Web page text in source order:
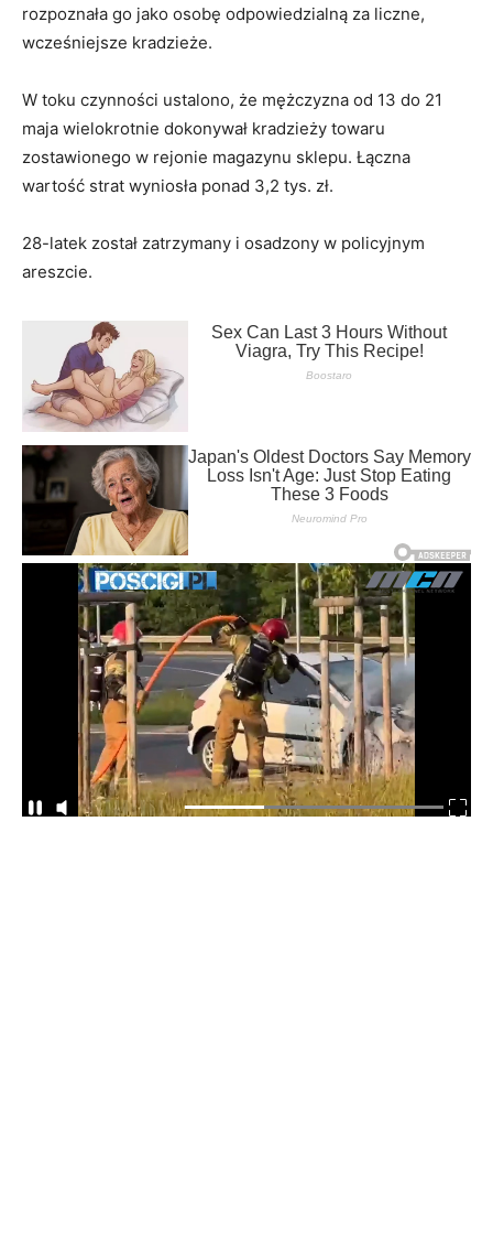
rozpoznała go jako osobę odpowiedzialną za liczne,
wcześniejsze kradzieże.
W toku czynności ustalono, że mężczyzna od 13 do 21
maja wielokrotnie dokonywał kradzieży towaru
zostawionego w rejonie magazynu sklepu. Łączna
wartość strat wyniosła ponad 3,2 tys. zł.
28-latek został zatrzymany i osadzony w policyjnym
areszcie.